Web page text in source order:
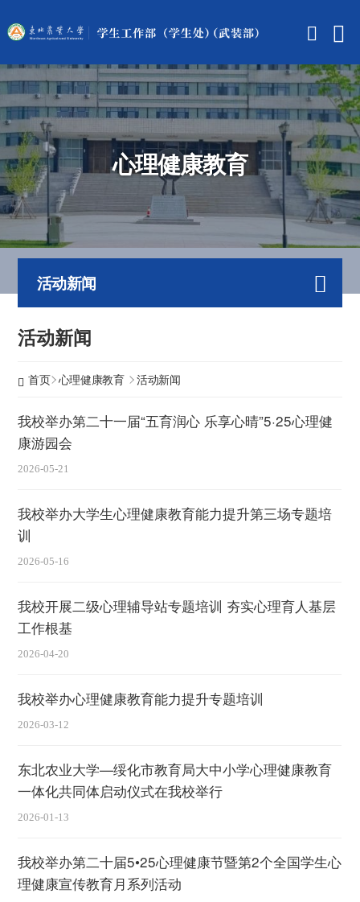
心理健康教育
活动新闻
活动新闻
首页 心理健康教育 活动新闻
我校举办第二十一届“五育润心 乐享心晴”5·25心理健
康游园会
2026-05-21
我校举办大学生心理健康教育能力提升第三场专题培
训
2026-05-16
我校开展二级心理辅导站专题培训 夯实心理育人基层
工作根基
2026-04-20
我校举办心理健康教育能力提升专题培训
2026-03-12
东北农业大学—绥化市教育局大中小学心理健康教育
一体化共同体启动仪式在我校举行
2026-01-13
我校举办第二十届5•25心理健康节暨第2个全国学生心
理健康宣传教育月系列活动